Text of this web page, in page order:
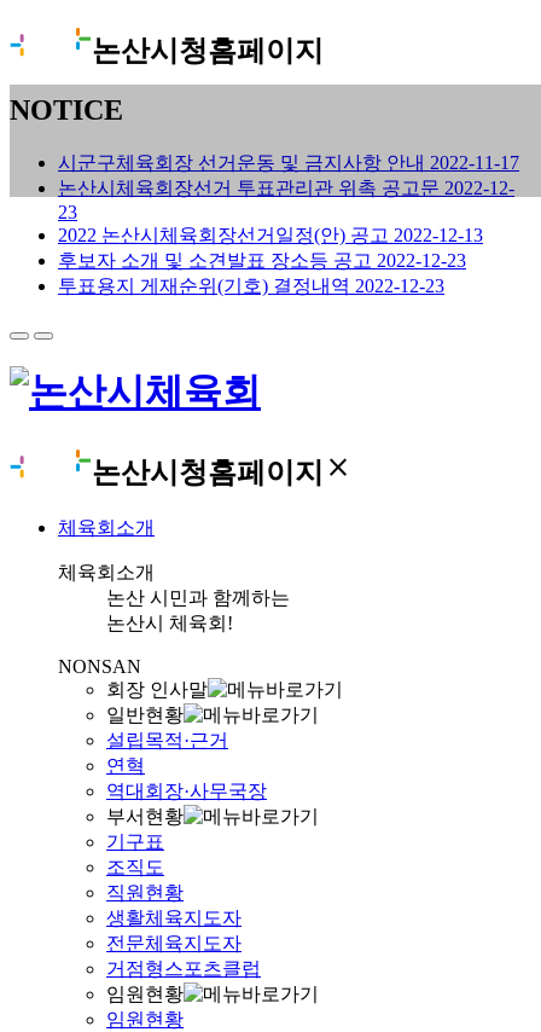
논산시청홈페이지
NOTICE
시군구체육회장 선거운동 및 금지사항 안내 2022-11-17
논산시체육회장선거 투표관리관 위촉 공고문 2022-12-
23
2022 논산시체육회장선거일정(안) 공고 2022-12-13
후보자 소개 및 소견발표 장소등 공고 2022-12-23
투표용지 게재순위(기호) 결정내역 2022-12-23
논산시청홈페이지 close
체육회소개
체육회소개
논산 시민과 함께하는
논산시 체육회!
NONSAN
회장 인사말
일반현황
설립목적·근거
연혁
역대회장·사무국장
부서현황
기구표
조직도
직원현황
생활체육지도자
전문체육지도자
거점형스포츠클럽
임원현황
임원현황